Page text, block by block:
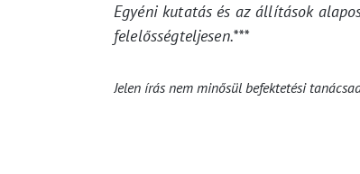
Egyéni kutatás és az állítások
felelősségteljesen.***
Jelen írás nem minősül befektetési